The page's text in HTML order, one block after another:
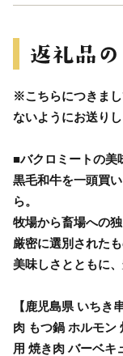
※こちらにつきま
ないようにお送りし
■バクロミートの美
黒毛和牛を一頭買
ら。
牧場から畜場への
厳密に選別された
美味しさとともに
【鹿児島県 いちき
肉 もつ鍋 ホルモン
用 焼き肉 バーベキ